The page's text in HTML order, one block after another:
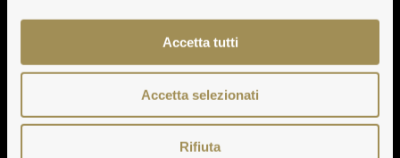
Accetta tutti
Accetta selezionati
Rifiuta